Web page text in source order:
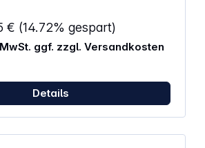
€ (14.72% gespart)
ggf. zzgl. Versandkosten
Details